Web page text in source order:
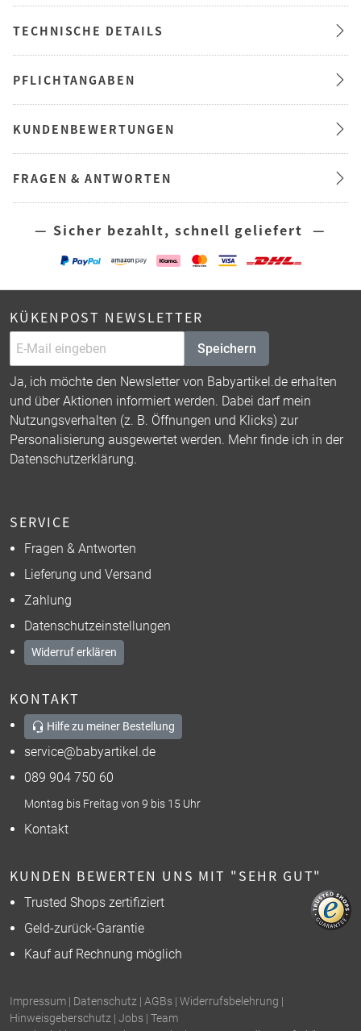
TECHNISCHE DETAILS
PFLICHTANGABEN
KUNDENBEWERTUNGEN
FRAGEN & ANTWORTEN
— Sicher bezahlt, schnell geliefert —
KÜKENPOST NEWSLETTER
Speichern
Ja, ich möchte den Newsletter von Babyartikel.de erhalten
und über Aktionen informiert werden. Dabei darf mein
Nutzungsverhalten (z. B. Öffnungen und Klicks) zur
Personalisierung ausgewertet werden. Mehr finde ich in der
Datenschutzerklärung.
SERVICE
Fragen & Antworten
Lieferung und Versand
Zahlung
Datenschutzeinstellungen
Widerruf erklären
KONTAKT
Hilfe zu meiner Bestellung
service@babyartikel.de
089 904 750 60
Montag bis Freitag von 9 bis 15 Uhr
Kontakt
KUNDEN BEWERTEN UNS MIT "SEHR GUT"
Trusted Shops zertifiziert
Geld-zurück-Garantie
Kauf auf Rechnung möglich
Impressum | Datenschutz | AGBs | Widerrufsbelehrung |
Hinweisgeberschutz | Jobs | Team